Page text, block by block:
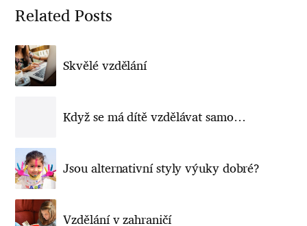
Related Posts
Skvělé vzdělání
Když se má dítě vzdělávat samo…
Jsou alternativní styly výuky dobré?
Vzdělání v zahraničí